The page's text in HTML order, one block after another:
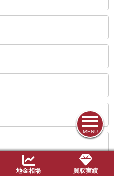
MENU
地金相場 買取実績